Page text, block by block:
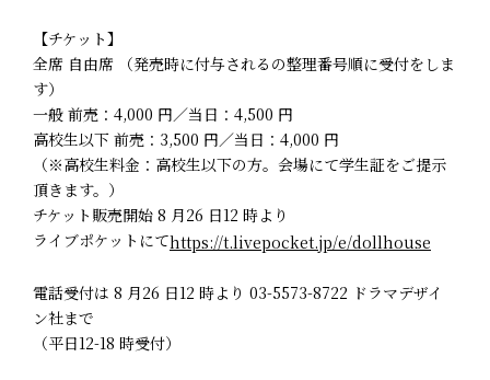
【チケット】
全席 自由席 （発売時に付与されるの整理番号順に受付をしま
す）
一般 前売：4,000 円／当日：4,500 円
高校生以下 前売：3,500 円／当日：4,000 円
（※高校生料金：高校生以下の方。会場にて学生証をご提示
頂きます。）
チケット販売開始 8 月26 日12 時より
ライブポケットにてhttps://t.livepocket.jp/e/dollhouse
電話受付は 8 月26 日12 時より 03-5573-8722 ドラマデザイ
ン社まで
（平日12-18 時受付）